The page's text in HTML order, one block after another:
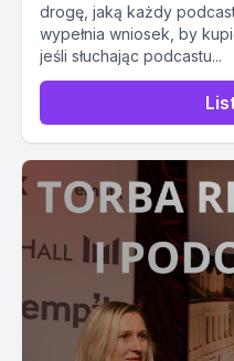
drogę, jaką każdy
wypełnia wniosek, by
jeśli słuchając podcastu...